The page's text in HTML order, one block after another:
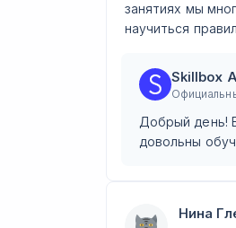
занятиях мы
научиться
Skillbox
Добрый день!
довольны
Нина